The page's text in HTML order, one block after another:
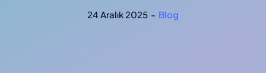
24 Aralık 2025 - Blog